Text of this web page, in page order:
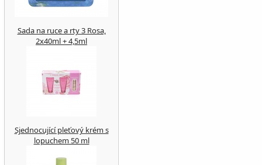
Sada na ruce a rty 3 Rosa,
2x40ml + 4,5ml
Sjednocující pleťový krém s
lopuchem 50 ml